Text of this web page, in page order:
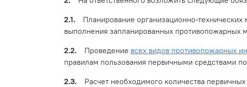
2.1. Планирование организационно-
выполнения запланированных противопожарных
2.2. Проведение всех видов противопожарных
правилам пользования первичными средствами
2.3.
Расчет необходимого количества